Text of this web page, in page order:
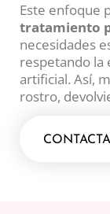
Este enfoque
tratamiento
necesidades
respetando la
artificial. Así,
rostro,